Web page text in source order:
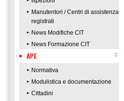
Manutentori / Centri di assistenza
registrati
News Modifiche CIT
News Formazione CIT
APE
Normativa
Modulistica e documentazione
Cittadini